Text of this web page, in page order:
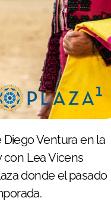
Ventura en la
con Lea Vicens
donde el pasado